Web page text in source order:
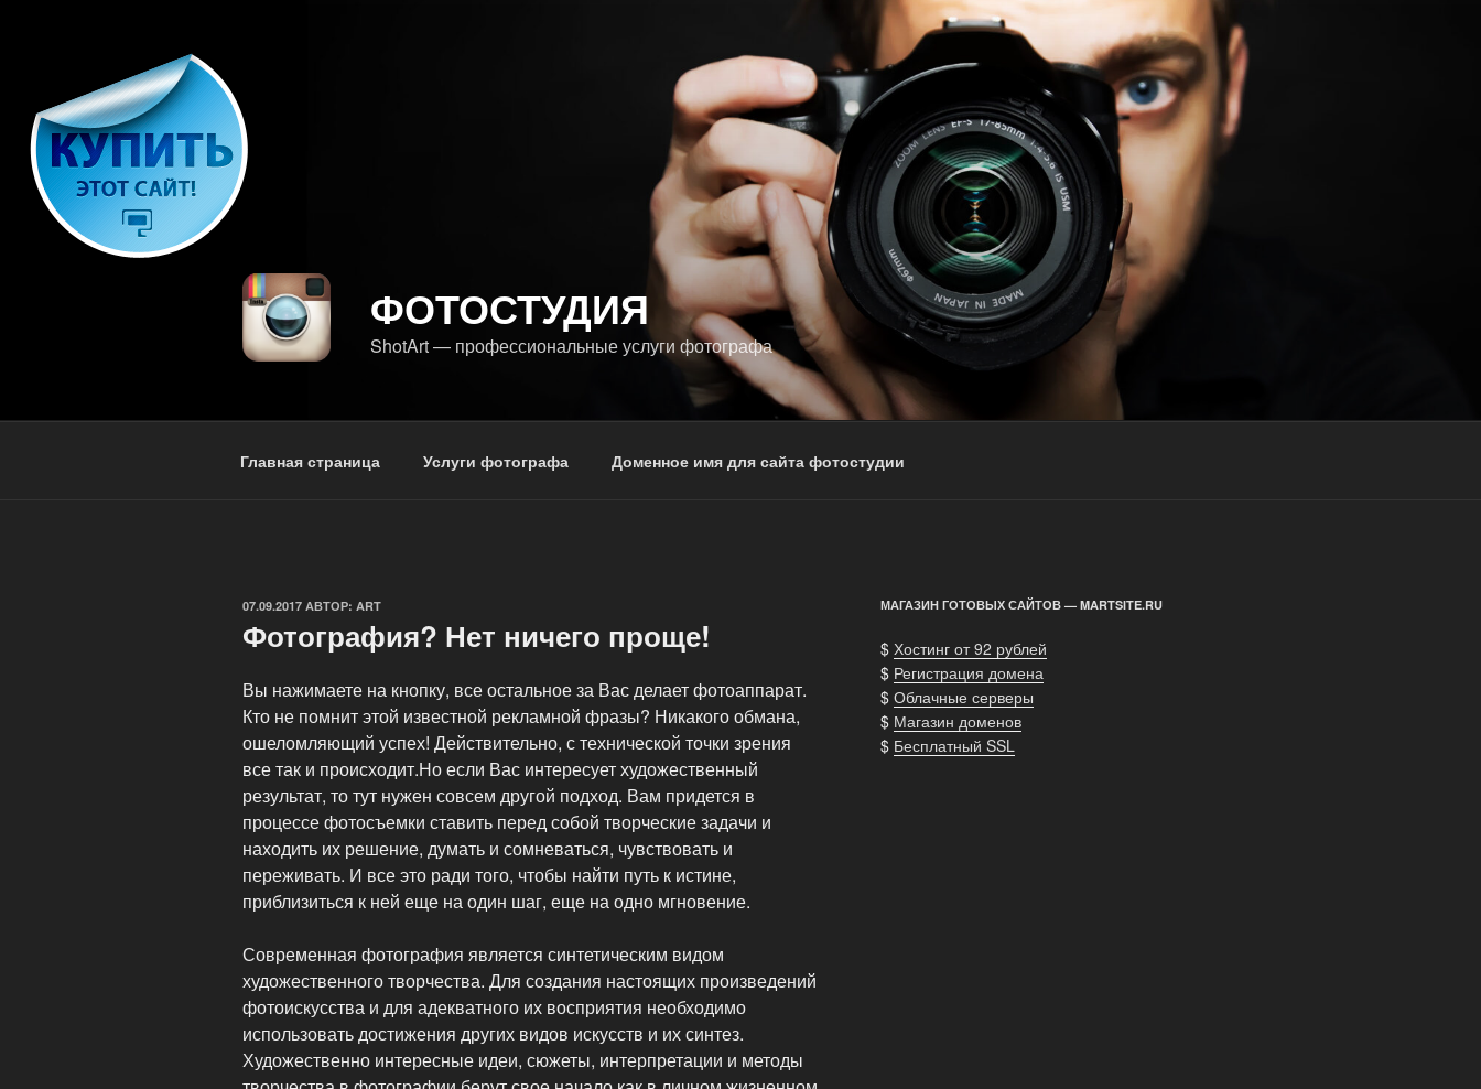
ФОТОСТУДИЯ
ShotArt — профессиональные услуги фотографа
Главная страница Услуги фотографа Доменное имя для сайта фотостудии
ОПУБЛИКОВАНО
07.09.2017 АВТОР: ART
Фотография? Нет ничего проще!
Вы нажимаете на кнопку, все остальное за Вас делает фотоаппарат.
Кто не помнит этой известной рекламной фразы? Никакого обмана,
ошеломляющий успех! Действительно, с технической точки зрения
все так и происходит.Но если Вас интересует художественный
результат, то тут нужен совсем другой подход. Вам придется в
процессе фотосъемки ставить перед собой творческие задачи и
находить их решение, думать и сомневаться, чувствовать и
переживать. И все это ради того, чтобы найти путь к истине,
приблизиться к ней еще на один шаг, еще на одно мгновение.
Современная фотография является синтетическим видом
художественного творчества. Для создания настоящих произведений
фотоискусства и для адекватного их восприятия необходимо
использовать достижения других видов искусств и их синтез.
Художественно интересные идеи, сюжеты, интерпретации и методы
МАГАЗИН ГОТОВЫХ САЙТОВ — MARTSITE.RU
$ Хостинг от 92 рублей
$ Регистрация домена
$ Облачные серверы
$ Магазин доменов
$ Бесплатный SSL